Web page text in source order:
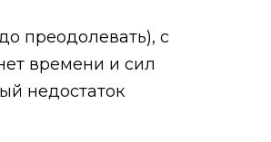
преодолевать), с
времени и сил
недостаток